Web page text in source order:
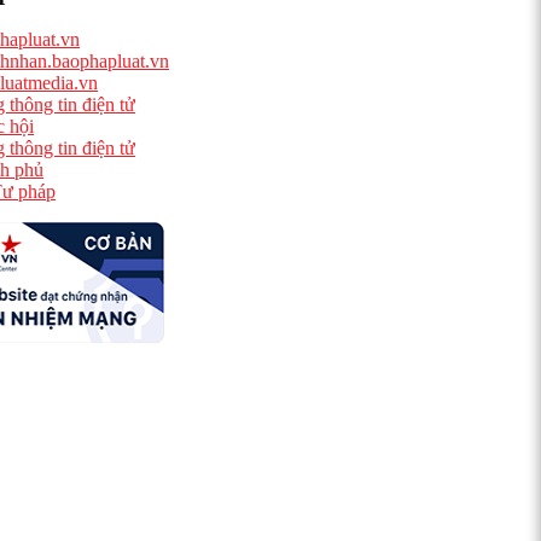
thông tin điện tử
hội
thông tin điện tử
phủ
pháp